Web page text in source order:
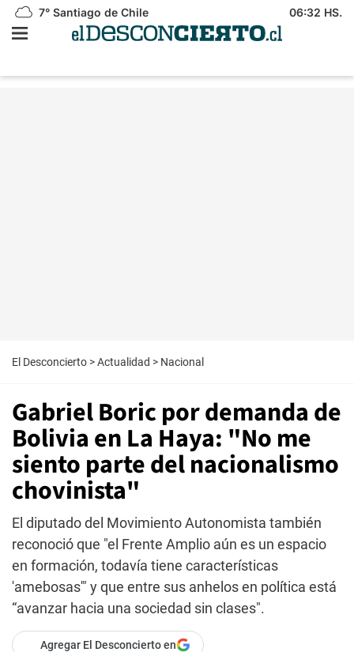
7° Santiago de Chile 06:32 HS.
El Desconcierto >Actualidad > Nacional
Gabriel Boric por demanda de
Bolivia en La Haya: "No me
siento parte del nacionalismo
chovinista"
El diputado del Movimiento Autonomista también
reconoció que "el Frente Amplio aún es un espacio
en formación, todavía tiene características
'amebosas'" y que entre sus anhelos en política está
“avanzar hacia una sociedad sin clases".
Agregar El Desconcierto en